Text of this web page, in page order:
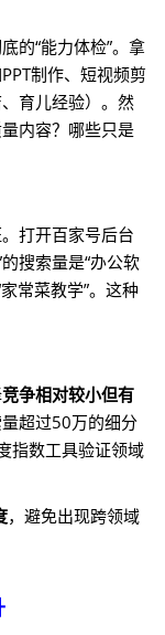
的“能力体检”。拿
PPT制作、短视频剪
育儿经验）。然
内容？哪些只是
打开百家号后台
搜索量是“办公软
常菜教学”。这种
竞争相对较小但有
超过50万的细分
指数工具验证领域
，避免出现跨领域